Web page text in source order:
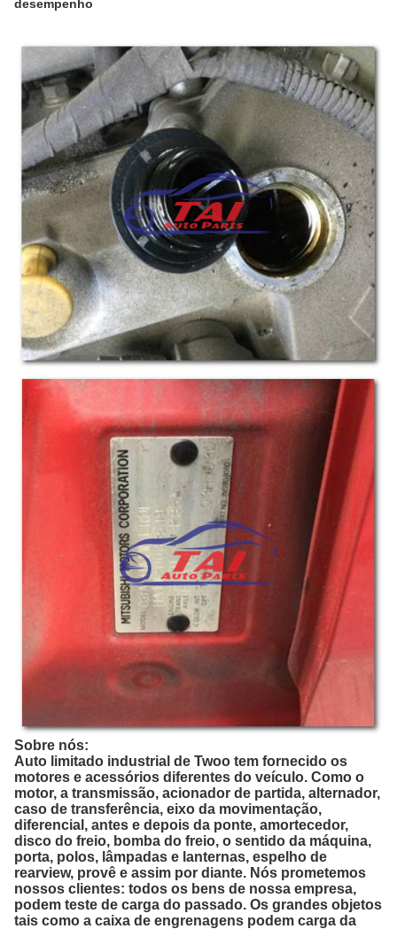
desempenho
Sobre nós:
Auto limitado industrial de Twoo tem fornecido os
motores e acessórios diferentes do veículo. Como o
motor, a transmissão, acionador de partida, alternador,
caso de transferência, eixo da movimentação,
diferencial, antes e depois da ponte, amortecedor,
disco do freio, bomba do freio, o sentido da máquina,
porta, polos, lâmpadas e lanternas, espelho de
rearview, provê e assim por diante. Nós prometemos
nossos clientes: todos os bens de nossa empresa,
podem teste de carga do passado. Os grandes objetos
tais como a caixa de engrenagens podem carga da